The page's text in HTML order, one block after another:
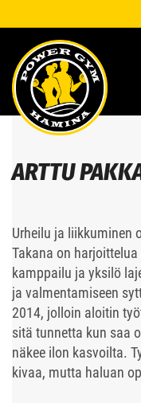
ARTTU
Urheilu ja liikkuminen
Takana on
kamppailu ja yksilö
ja valmentamiseen
2014, jolloin aloitin
sitä tunnetta kun saa
näkee ilon kasvoilta.
kivaa, mutta haluan